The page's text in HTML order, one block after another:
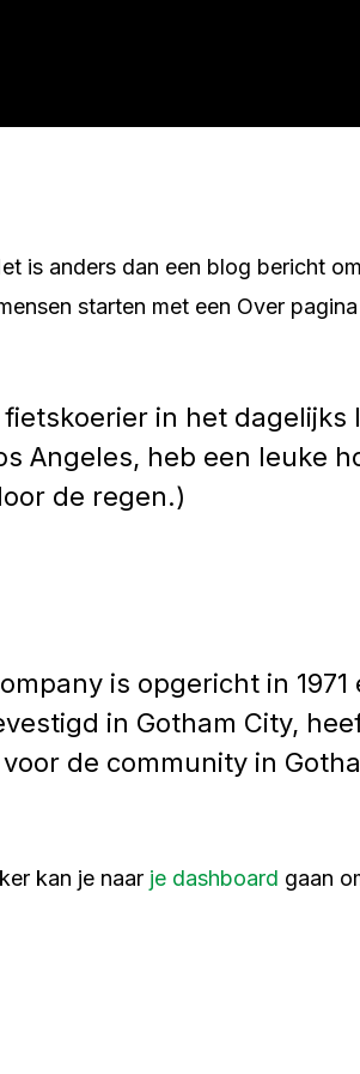
is anders dan een blog bericht
starten met een Over
in het
Angeles, heb een leuke
de regen.)
is opgericht in
in Gotham City,
de community in
kan je naar je dashboard gaan